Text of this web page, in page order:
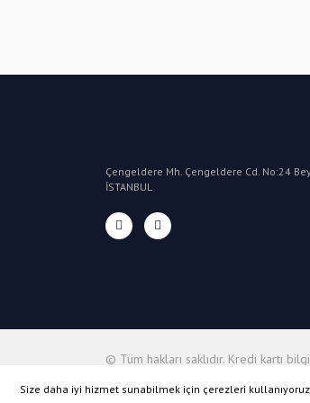
Size daha iyi hizmet sunabilmek için çerezleri
Çengeldere Mh. Çengeldere Cd. No:24
İSTANBUL
© Tüm hakları saklıdır. Kredi kartı